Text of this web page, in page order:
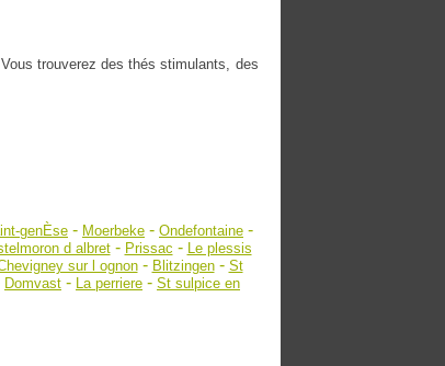
trouverez des thés stimulants, des
genÈse - Moerbeke - Ondefontaine -
d albret- Prissac - Le plessis
sur l ognon- Blitzingen- St
Domvast - La perriere - St sulpice en